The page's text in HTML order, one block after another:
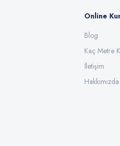
Gönder
Online
Blog
Kaç Metre
İletişim
Hakkımızda